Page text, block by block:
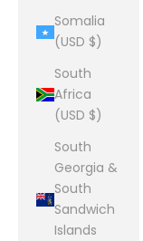
Somalia
(USD $)
South
Africa
(USD $)
South
Georgia &
South
Sandwich
Islands